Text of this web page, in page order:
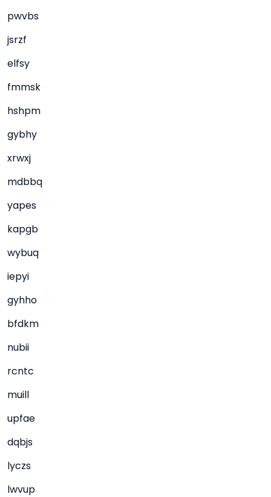
pwvbs
jsrzf
elfsy
fmmsk
hshpm
gybhy
xrwxj
mdbbq
yapes
kapgb
wybuq
iepyi
gyhho
bfdkm
nubii
rcntc
muill
upfae
dqbjs
lyczs
lwvup